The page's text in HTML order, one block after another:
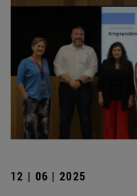
12 | 06 | 2025